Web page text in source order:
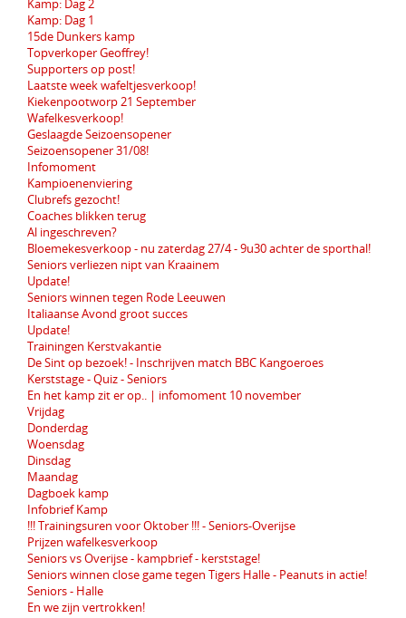
Kamp: Dag 2
Kamp: Dag 1
15de Dunkers kamp
Topverkoper Geoffrey!
Supporters op post!
Laatste week wafeltjesverkoop!
Kiekenpootworp 21 September
Wafelkesverkoop!
Geslaagde Seizoensopener
Seizoensopener 31/08!
Infomoment
Kampioenenviering
Clubrefs gezocht!
Coaches blikken terug
Al ingeschreven?
Bloemekesverkoop - nu zaterdag 27/4 - 9u30 achter de sporthal!
Seniors verliezen nipt van Kraainem
Update!
Seniors winnen tegen Rode Leeuwen
Italiaanse Avond groot succes
Update!
Trainingen Kerstvakantie
De Sint op bezoek! - Inschrijven match BBC Kangoeroes
Kerststage - Quiz - Seniors
En het kamp zit er op.. | infomoment 10 november
Vrijdag
Donderdag
Woensdag
Dinsdag
Maandag
Dagboek kamp
Infobrief Kamp
!!! Trainingsuren voor Oktober !!! - Seniors-Overijse
Prijzen wafelkesverkoop
Seniors vs Overijse - kampbrief - kerststage!
Seniors winnen close game tegen Tigers Halle - Peanuts in actie!
Seniors - Halle
En we zijn vertrokken!